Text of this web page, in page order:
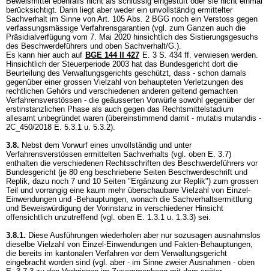
berücksichtigt. Darin liegt aber weder ein unvollständig ermittelter
Sachverhalt im Sinne von Art. 105 Abs. 2 BGG noch ein Verstoss gegen
verfassungsmässige Verfahrensgarantien (vgl. zum Ganzen auch die
Präsidialverfügung vom 7. Mai 2020 hinsichtlich des Sistierungsgesuchs
des Beschwerdeführers und oben Sachverhalt/G.).
Es kann hier auch auf BGE 144 II 427 E. 3 S. 434 ff. verwiesen werden.
Hinsichtlich der Steuerperiode 2003 hat das Bundesgericht dort die
Beurteilung des Verwaltungsgerichts geschützt, dass - schon damals
gegenüber einer grossen Vielzahl von behaupteten Verletzungen des
rechtlichen Gehörs und verschiedenen anderen geltend gemachten
Verfahrensverstössen - die geäusserten Vorwürfe sowohl gegenüber der
erstinstanzlichen Phase als auch gegen das Rechtsmittelstadium
allesamt unbegründet waren (übereinstimmend damit - mutatis mutandis -
2C_450/2018 E. 5.3.1 u. 5.3.2).
3.8. Nebst dem Vorwurf eines unvollständig und unter
Verfahrensverstössen ermittelten Sachverhalts (vgl. oben E. 3.7)
enthalten die verschiedenen Rechtsschriften des Beschwerdeführers vor
Bundesgericht (je 80 eng beschriebene Seiten Beschwerdeschrift und
Replik, dazu noch 7 und 10 Seiten "Ergänzung zur Replik") zum grossen
Teil und vorrangig eine kaum mehr überschaubare Vielzahl von Einzel-
Einwendungen und -Behauptungen, wonach die Sachverhaltsermittlung
und Beweiswürdigung der Vorinstanz in verschiedener Hinsicht
offensichtlich unzutreffend (vgl. oben E. 1.3.1 u. 1.3.3) sei.
3.8.1. Diese Ausführungen wiederholen aber nur sozusagen ausnahmslos
dieselbe Vielzahl von Einzel-Einwendungen und Fakten-Behauptungen,
die bereits im kantonalen Verfahren vor dem Verwaltungsgericht
eingebracht worden sind (vgl. aber - im Sinne zweier Ausnahmen - oben